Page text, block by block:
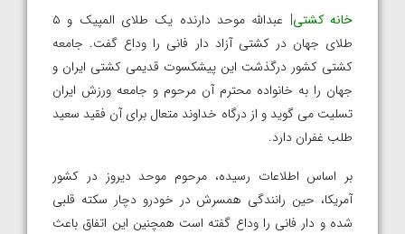
خانه کشتی
| عبدالله موحد دارنده یک طلای المپیک و ۵
طلای جهان در کشتی آزاد دار فانی را وداع گفت. جامعه
کشتی کشور درگذشت این پیشکسوت قدیمی کشتی ایران و
جهان را به خانواده محترم آن مرحوم و جامعه ورزش ایران
تسلیت می گوید و از درگاه خداوند متعال برای آن فقید سعید
طلب غفران دارد.
بر اساس اطلاعات رسیده، مرحوم موحد دیروز در کشور
آمریکا، حین رانندگی همسرش در خودرو دچار سکته قلبی
شده و دار فانی را وداع گفته است همچنین این اتفاق باعث